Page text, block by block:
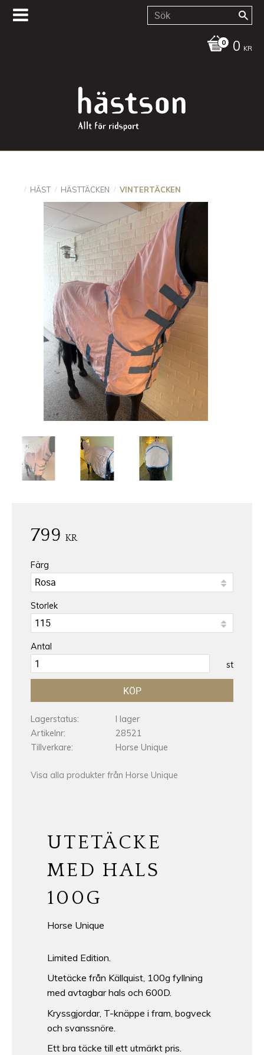
0 KR
HÄST HÄSTTÄCKEN VINTERTÄCKEN
799 KR
Färg
Storlek
Antal
st
KÖP
Lagerstatus
I lager
Artikelnr
28521
Tillverkare
Horse Unique
Visa alla produkter från Horse Unique
UTETÄCKE
MED HALS
100G
Horse Unique
Limited Edition.
Utetäcke från Källquist, 100g fyllning
med avtagbar hals och 600D.
Kryssgjordar, T-knäppe i fram, bogveck
och svanssnöre.
Ett bra täcke till ett utmärkt pris.